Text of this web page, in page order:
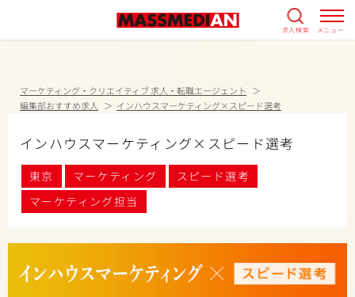
求人検索 メニュー
マーケティング・クリエイティブ 求人・転職エージェント
編集部おすすめ求人
インハウスマーケティング×スピード選考
インハウスマーケティング×スピード選考
東京 マーケティング
スピード選考
マーケティング担当